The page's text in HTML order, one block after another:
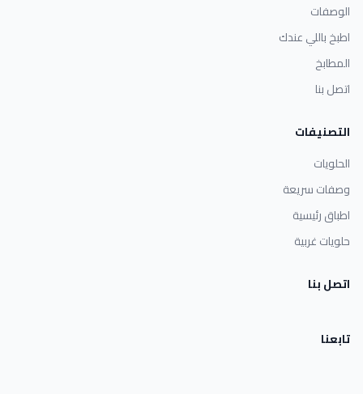
الوصفات
اطبخ باللي عندك
المطابخ
اتصل بنا
التصنيفات
الحلويات
وصفات سريعة
اطباق رئيسية
حلويات غربية
اتصل بنا
تابعنا